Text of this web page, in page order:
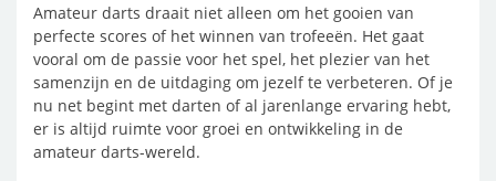
Amateur darts draait niet alleen om het gooien van
perfecte scores of het winnen van trofeeën. Het gaat
vooral om de passie voor het spel, het plezier van het
samenzijn en de uitdaging om jezelf te verbeteren. Of je
nu net begint met darten of al jarenlange ervaring hebt,
er is altijd ruimte voor groei en ontwikkeling in de
amateur darts-wereld.